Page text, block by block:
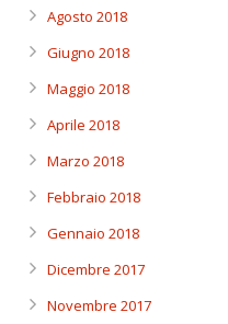
Agosto 2018
Giugno 2018
Maggio 2018
Aprile 2018
Marzo 2018
Febbraio 2018
Gennaio 2018
Dicembre 2017
Novembre 2017